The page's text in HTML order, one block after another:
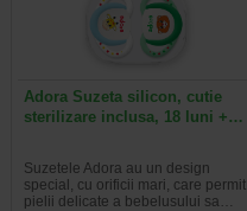
Adora Suzeta silicon, cutie
sterilizare inclusa, 18 luni +…
Suzetele Adora au un design
special, cu orificii mari, care permit
pielii delicate a bebelusului sa…